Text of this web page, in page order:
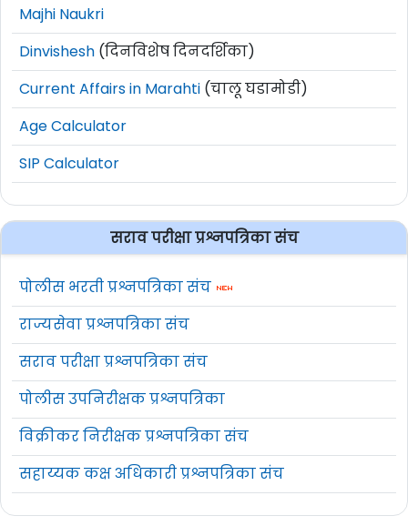
Majhi Naukri
Dinvishesh (दिनविशेष दिनदर्शिका)
Current Affairs in Marahti (चालू घडामोडी)
Age Calculator
SIP Calculator
सराव परीक्षा प्रश्नपत्रिका संच
पोलीस भरती प्रश्नपत्रिका संच
राज्यसेवा प्रश्नपत्रिका संच
सराव परीक्षा प्रश्नपत्रिका संच
पोलीस उपनिरीक्षक प्रश्नपत्रिका
विक्रीकर निरीक्षक प्रश्नपत्रिका संच
सहाय्यक कक्ष अधिकारी प्रश्नपत्रिका संच